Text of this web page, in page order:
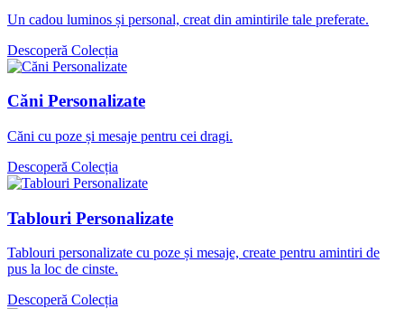
Un cadou luminos și personal, creat din amintirile tale preferate.
Descoperă Colecția
Căni Personalizate
Căni cu poze și mesaje pentru cei dragi.
Descoperă Colecția
Tablouri Personalizate
Tablouri personalizate cu poze și mesaje, create pentru amintiri de
pus la loc de cinste.
Descoperă Colecția